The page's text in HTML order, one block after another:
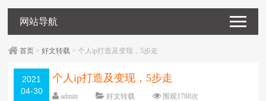
网站导航
首页 >好文转载 > 个人ip打造及变现，5步走
2021
04-30
个人ip打造及变现，5步走
admin 好文转载 围观1788次